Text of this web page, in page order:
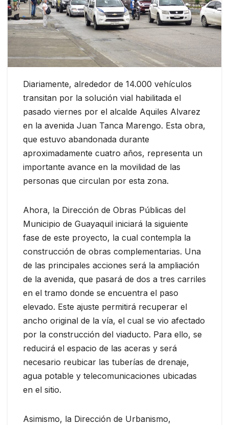
Diariamente, alrededor de 14.000 vehículos
transitan por la solución vial habilitada el
pasado viernes por el alcalde Aquiles Alvarez
en la avenida Juan Tanca Marengo. Esta obra,
que estuvo abandonada durante
aproximadamente cuatro años, representa un
importante avance en la movilidad de las
personas que circulan por esta zona.
Ahora, la Dirección de Obras Públicas del
Municipio de Guayaquil iniciará la siguiente
fase de este proyecto, la cual contempla la
construcción de obras complementarias. Una
de las principales acciones será la ampliación
de la avenida, que pasará de dos a tres carriles
en el tramo donde se encuentra el paso
elevado. Este ajuste permitirá recuperar el
ancho original de la vía, el cual se vio afectado
por la construcción del viaducto. Para ello, se
reducirá el espacio de las aceras y será
necesario reubicar las tuberías de drenaje,
agua potable y telecomunicaciones ubicadas
en el sitio.
Asimismo, la Dirección de Urbanismo,